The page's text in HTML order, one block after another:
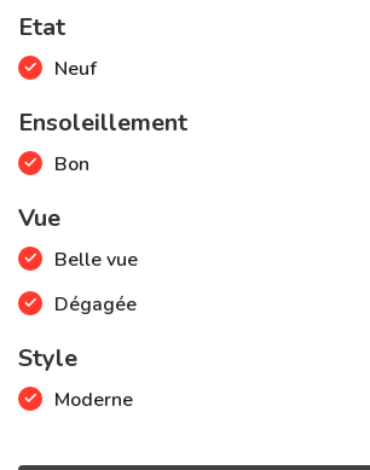
Etat
Neuf
Ensoleillement
Bon
Vue
Belle vue
Dégagée
Style
Moderne